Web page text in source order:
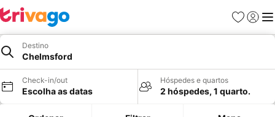
Favoritos
Iniciar
Destino
Chelmsford
Check-in/out
Escolha as datas
Hóspedes e quartos
2 hóspedes, 1 quarto.